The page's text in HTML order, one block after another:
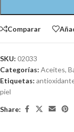
Comparar
SKU: 02033
Categorías: Aceites,
Etiquetas:
piel
Share: